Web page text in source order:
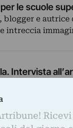
le scuole
blogger e autrice
intreccia
Intervista
del porto di
coinvolti. Gli…
Ricevi